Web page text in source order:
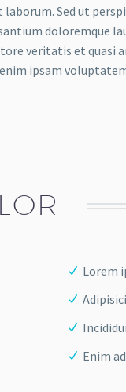
Sed ut
doloremque
veritatis et quasi
ipsam
Lorem
Enim